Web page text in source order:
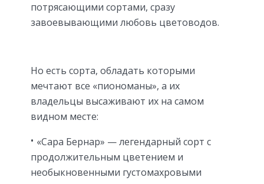
потрясающими сортами, сразу
завоевывающими любовь цветоводов.
Но есть сорта, обладать которыми
мечтают все «пиономаны», а их
владельцы высаживают их на самом
видном месте:
«Сара Бернар» — легендарный сорт с
продолжительным цветением и
необыкновенными густомахровыми